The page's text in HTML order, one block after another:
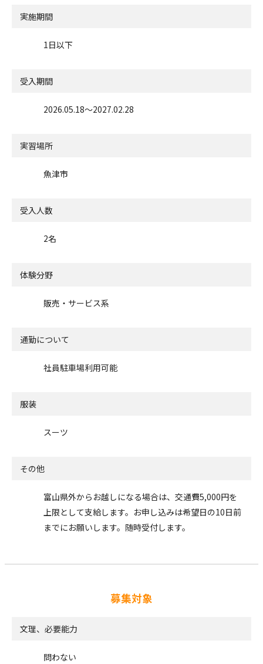
実施期間
1日以下
受入期間
2026.05.18〜2027.02.28
実習場所
魚津市
受入人数
2名
体験分野
販売・サービス系
通勤について
社員駐車場利用可能
服装
スーツ
その他
富山県外からお越しになる場合は、交通費5,000円を
上限として支給します。お申し込みは希望日の10日前
までにお願いします。随時受付します。
募集対象
文理、必要能力
問わない